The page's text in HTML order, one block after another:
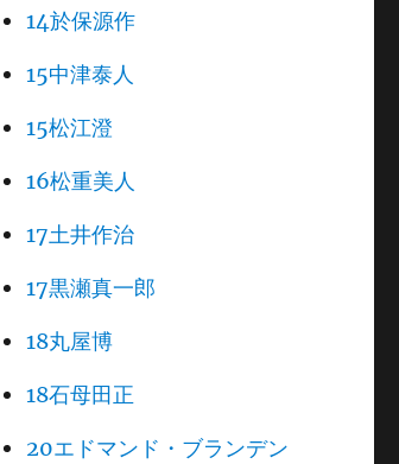
14於保源作
15中津泰人
15松江澄
16松重美人
17土井作治
17黒瀬真一郎
18丸屋博
18石母田正
20エドマンド・ブランデン